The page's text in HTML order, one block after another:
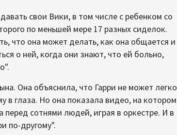
свои Вики, в том числе с ребенком со
по меньшей мере 17 разных сиделок.
что она может делать, как она общается и
о ней, когда они знают, что ей больно,
Она объяснила, что Гарри не может легко
в глаза. Но она показала видео, на котором
перед сотнями людей, играя в оркестре. И в
по-другому".